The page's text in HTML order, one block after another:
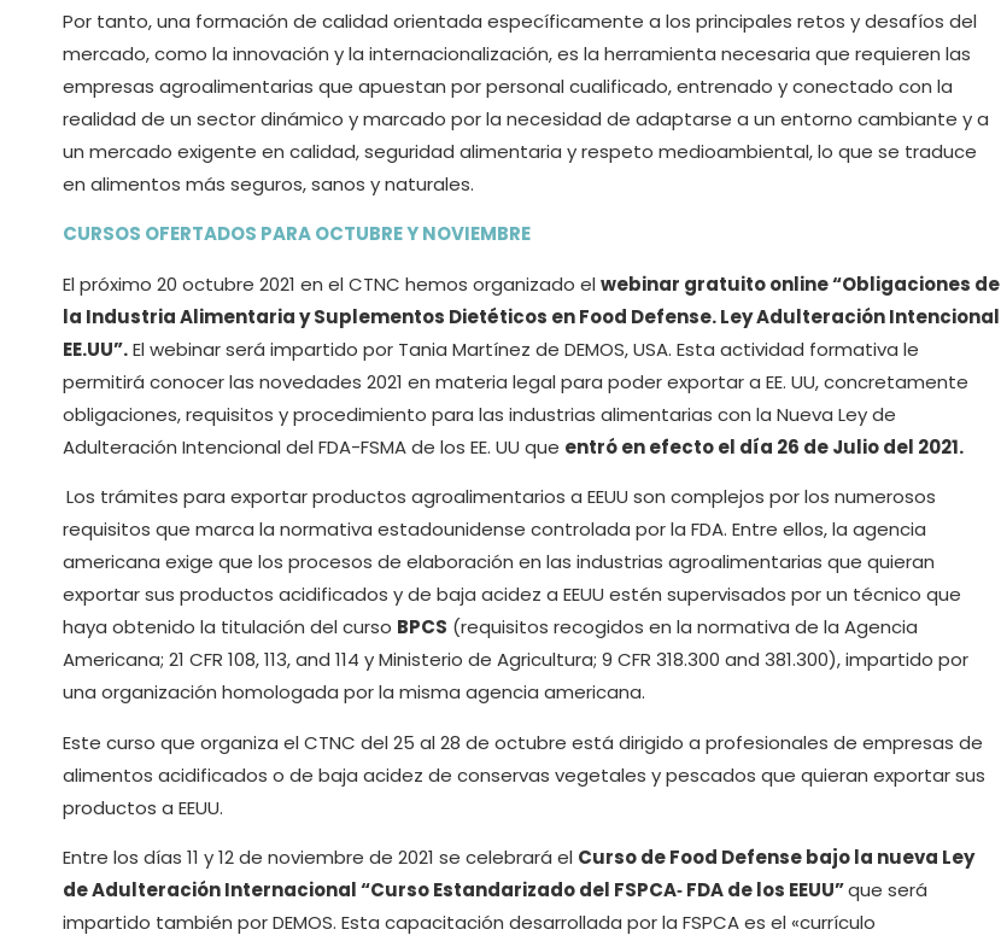
Por tanto, una formación de calidad orientada específicamente a los principales retos y desafíos del
mercado, como la innovación y la internacionalización, es la herramienta necesaria que requieren las
empresas agroalimentarias que apuestan por personal cualificado, entrenado y conectado con la
realidad de un sector dinámico y marcado por la necesidad de adaptarse a un entorno cambiante y a
un mercado exigente en calidad, seguridad alimentaria y respeto medioambiental, lo que se traduce
en alimentos más seguros, sanos y naturales.
CURSOS OFERTADOS PARA OCTUBRE Y NOVIEMBRE
El próximo 20 octubre 2021 en el CTNC hemos organizado el webinar gratuito online “Obligaciones de
la Industria Alimentaria y Suplementos Dietéticos en Food Defense. Ley Adulteración Intencional
EE.UU”.El webinar será impartido por Tania Martínez de DEMOS, USA. Esta actividad formativa le
permitirá conocer las novedades 2021 en materia legal para poder exportar a EE. UU, concretamente
obligaciones, requisitos y procedimiento para las industrias alimentarias con la Nueva Ley de
Adulteración Intencional del FDA-FSMA de los EE. UU que entró en efecto el día 26 de Julio del 2021.
Los trámites para exportar productos agroalimentarios a EEUU son complejos por los numerosos
requisitos que marca la normativa estadounidense controlada por la FDA. Entre ellos, la agencia
americana exige que los procesos de elaboración en las industrias agroalimentarias que quieran
exportar sus productos acidificados y de baja acidez a EEUU estén supervisados por un técnico que
haya obtenido la titulación del curso BPCS (requisitos recogidos en la normativa de la Agencia
Americana; 21 CFR 108, 113, and 114 y Ministerio de Agricultura; 9 CFR 318.300 and 381.300), impartido por
una organización homologada por la misma agencia americana.
Este curso que organiza el CTNC del 25 al 28 de octubre está dirigido a profesionales de empresas de
alimentos acidificados o de baja acidez de conservas vegetales y pescados que quieran exportar sus
productos a EEUU.
Entre los días 11 y 12 de noviembre de 2021 se celebrará el Curso de Food Defense bajo la nueva Ley
de Adulteración Internacional “Curso Estandarizado del FSPCA‐ FDA de los EEUU”que será
impartido también por DEMOS. Esta capacitación desarrollada por la FSPCA es el «currículo